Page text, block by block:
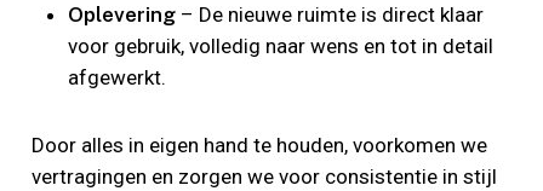
Oplevering– De nieuwe ruimte is direct klaar
voor gebruik, volledig naar wens en tot in detail
afgewerkt.
Door alles in eigen hand te houden, voorkomen we
vertragingen en zorgen we voor consistentie in stijl